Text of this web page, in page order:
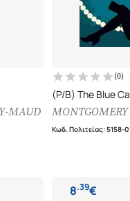
MAUD
(0)
(P/B) The Blue
Κωδ. Πολιτείας:5158-
8.39€